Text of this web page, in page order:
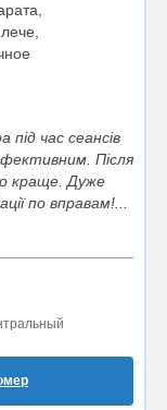
під час сеансів
Після
краще. Дуже
по вправам!...